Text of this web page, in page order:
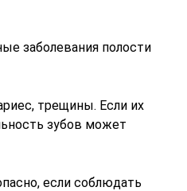
заболевания полости
трещины. Если их
зубов может
если соблюдать